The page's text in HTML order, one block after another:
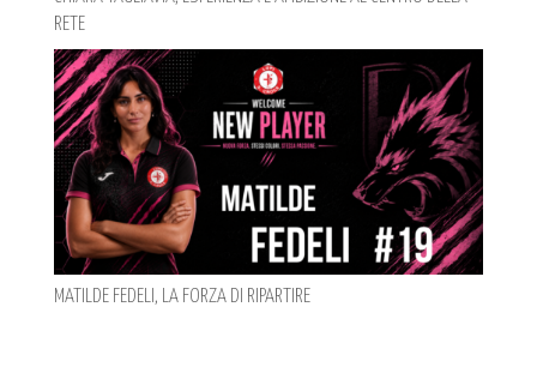
RETE
MATILDE FEDELI, LA FORZA DI RIPARTIRE